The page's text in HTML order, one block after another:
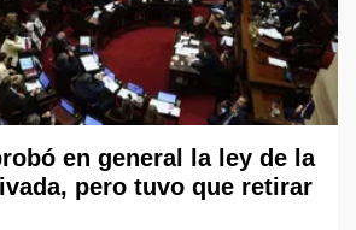
en general la ley de la
pero tuvo que retirar